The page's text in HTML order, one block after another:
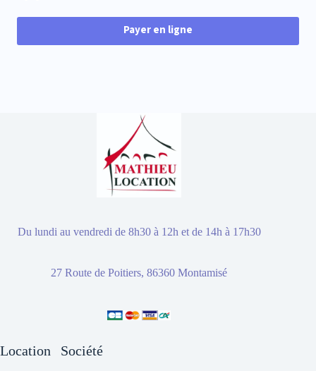
Payer en ligne
Du lundi au vendredi de 8h30 à 12h et de 14h à 17h30
27 Route de Poitiers, 86360 Montamisé
Location Société